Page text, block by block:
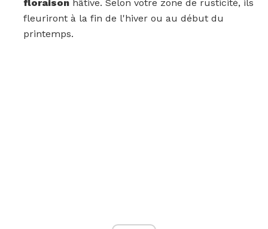
floraison hâtive. Selon votre zone de rusticité, ils
fleuriront à la fin de l'hiver ou au début du
printemps.